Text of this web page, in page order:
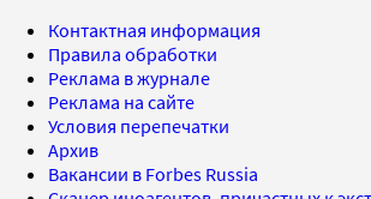
Контактная информация
Правила обработки
Реклама в журнале
Реклама на сайте
Условия перепечатки
Архив
Вакансии в Forbes Russia